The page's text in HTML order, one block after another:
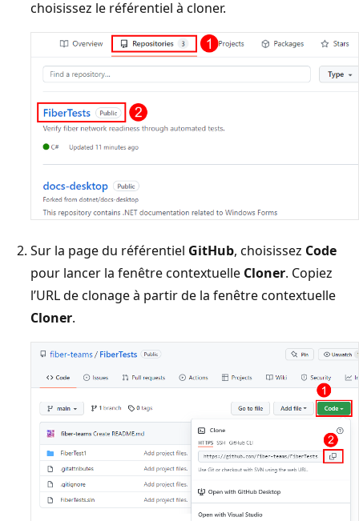
choisissez le référentiel à cloner.
Sur la page du référentiel GitHub, choisissez Code
pour lancer la fenêtre contextuelle Cloner. Copiez
l’URL de clonage à partir de la fenêtre contextuelle
Cloner.